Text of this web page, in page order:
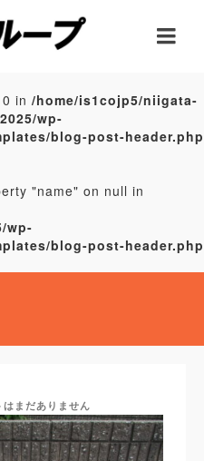
in /home/is1cojp5/niigata-
wp-
blog-post-header.php
"name" on null in
wp-
blog-post-header.php
はまだありません